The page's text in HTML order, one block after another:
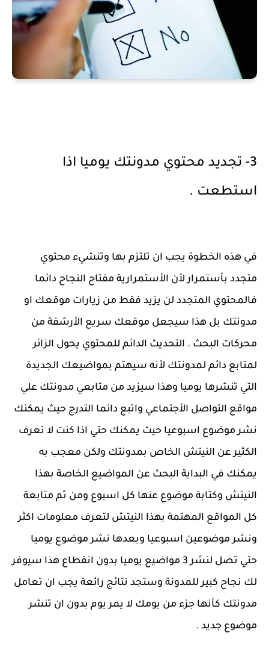
3- تجديد محتوي مدونتك يوميا اذا
استطعت .
في هذه الخطوة يجب ان تلتزم بها وتنشيء محتوي
متجدد بأستمرار لأن الأستمرارية مفتاح النجاح دائما
فالمحتوي المتجدد لن يزيد فقط من زيارات موقعك او
مدونتك بل هذا سيجعل موقعك سريع الأرشفة من
محركات البحث . التحديث الدائم للمحتوي يحول الزائر
لمتابع دائم لمدونتك لأنه سيهتم بمواضيعك الجديدة
التي تنشرها يوميا وهذا سيزيد من متابعي مدونتك علي
مواقع التواصل الأجتماعي واتبع دائما التدرج حيث يمكنك
نشر موضوع اسبوعيا حيث يمكنك حتي اذا كنت لا تعرف
الكثير عن النيتش الخاص بمدونتك ولكن معجب به
يمكنك في البداية البحث عن المواضيع الخاصة بهذا
النيتش وكتابة موضوع عنها كل اسبوع ومن ثم متابعة
كل المواقع المهتمة بهذا النيتش لتعرف معلومات اكثر
ونشر موضوعين اسبوعيا وبعدها نشر موضوع يوميا
حتي تصل لنشر 3 مواضيع يوميا بدون انقطاع هذا سيوفر
لك نجاح كبير للمدونة وستجد نتائج رائعة يجب ان تعامل
مدونتك كأنها جزء من يومك لا يمر يوم بدون ان تنشر
موضوع جديد .